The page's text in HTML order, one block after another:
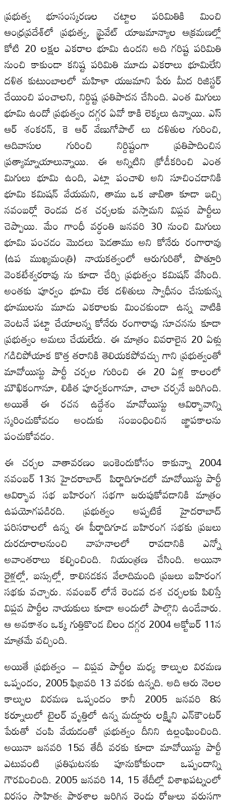
ప్రభుత్వ భూసంస్కరణల చట్టాల పరిమితికి మించి
ఆంధ్రప్రదేశ్‌లో ప్రభుత్వ, ప్రైవేట్‌ యాజమాన్యాల ఆక్రమణల్లో
కోటి 20 లక్షల ఎకరాల భూమి ఉందని అది గరిష్ట పరిమితి
నుంచి కాకుండా కనిష్ట పరిమితి మూడు ఎకరాలు భూమిలేని
దళిత కుటుంబాలలో మహిళా యజమాని పేరు మీద రిజిస్టర్‌
చేయించి పంచాలని, నిర్దిష్ట ప్రతిపాదన చేసింది. ఎంత మిగులు
భూమి ఉందో ప్రభుత్వం దగ్గర ఏవో కాకి లెక్కలు ఉన్నాయి. ఎస్‌
ఆర్‌ శంకరన్‌, కె ఆర్‌ వేణుగోపాల్‌ లు దళితుల గురించి,
ఆదివాసుల గురించి నిర్దిష్టంగా ప్రతిపాదించిన
ప్రత్యామ్నాయాలున్నాయి. ఈ అన్నిటిని క్రోడీకరించి ఎంత
మిగులు భూమి ఉంది, ఎట్లా పంచాలి అని సూచించడానికి
భూమి కమిషన్‌ వేయమని, తాము ఒక జాబితా కూడా ఇచ్చి
నవంబర్లో రెండవ దశ చర్చలకు వస్తామని విప్లవ పార్టీలు
చెప్పాయి. మేం గాంధీ వర్ధంతి జనవరి 30 నుంచి మిగులు
భూమి పంచడం మొదలు పెడతాము అని కోనేరు రంగారావు
(ఉప ముఖ్యమంత్రి) నాయకత్వంలో ఆరుగురితో, పొత్తూరి
వెంకటేశ్వరరావు ను కూడా చేర్చి ప్రభుత్వం కమిషన్‌ వేసింది.
అంతకు పూర్వం భూమి లేక దళితులు స్వాధీనం చేసుకున్న
భూములను మూడు ఎకరాలకు మించకుండా ఉన్న వాటికి
వెంటనే పట్టా చేయాలన్న కోనేరు రంగారావు సూచనను కూడా
ప్రభుత్వం అమలు చేయలేదు. ఈ మాత్రం వివరాలైన 20 ఏళ్లు
గడిచిపోయాక కొత్త తరానికి తెలియకపోవచ్చు గాని ప్రభుత్వంతో
మావోయిస్టు పార్టీ చర్చల గురించి ఈ 20 ఏళ్ల కాలంలో
మౌఖికంగానూ, లికిత పూర్వకంగానూ, చాలా చర్చనే జరిగింది.
అయితే ఈ రచన ఉద్దేశం మావోయిస్టు ఆవిర్భావాన్ని
స్మరించుకోవడం అందుకు సంబంధించిన జ్ఞాపకాలను
పంచుకోవడం.
ఈ చర్చల వాతావరణం ఇంకెందుకోసం కాకున్నా 2004
నవంబర్‌ 13న హైదరాబాద్‌ పిర్జాదిగూడలో మావోయిస్టు పార్టీ
ఆవిర్భావ సభ బహిరంగ సభగా జరుపుకోవడానికి మాత్రం
ఉపయోగపడిరది. ప్రభుత్వం అప్పటికే హైదరాబాద్‌
పరిసరాలలో ఉన్న ఈ పీర్జాదిగూడ బహిరంగ సభకు ప్రజలు
దురదూరాలనుంచి వాహనాలలో రావడానికి ఎన్నో
అవాంతరాలు కల్పించింది. నియంత్రణ చేసింది. అయినా
రైళ్లల్లో, బస్సుల్లో, కాలినడకన వేలాదిమంది ప్రజలు బహిరంగ
సభకు వచ్చారు. నవంబర్‌ లోనే రెండవ దశ చర్చలకు పిలిస్తే
విప్లవ పార్టీల నాయకులు కూడా అందులో పాల్గొని ఉండేవారు.
ఆ అవకాశం ఒక్క గుత్తికొండ బిలం దగ్గర 2004 అక్టోబర్‌ 11న
మాత్రమే వచ్చింది.
అయితే ప్రభుత్వం – విప్లవ పార్టీల మధ్య కాల్పుల విరమణ
ఒప్పందం, 2005 ఫిబ్రవరి 13 వరకు ఉన్నది. అది ఆరు నెలల
కాల్పుల విరమణ ఒప్పందం కానీ 2005 జనవరి 8న
కర్నూలులో టైలర్‌ వృత్తిలో ఉన్న మద్దూరు లక్ష్మిని ఎన్‌కౌంటర్‌
పేరుతో చంపి వేయడంతో ప్రభుత్వం దీనిని ఉల్లంఘించింది.
అయినా జనవరి 15వ తేదీ వరకు కూడా మావోయిస్టు పార్టీ
ఎటువంటి ప్రతిఘటనకు పూనుకోకుండా ఒప్పందాన్ని
గౌరవించింది. 2005 జనవరి 14, 15 తేదీల్లో విశాఖపట్నంలో
విరసం సాహిత్య పాఠశాల జరిగిన రెండు రోజులు వరుసగా